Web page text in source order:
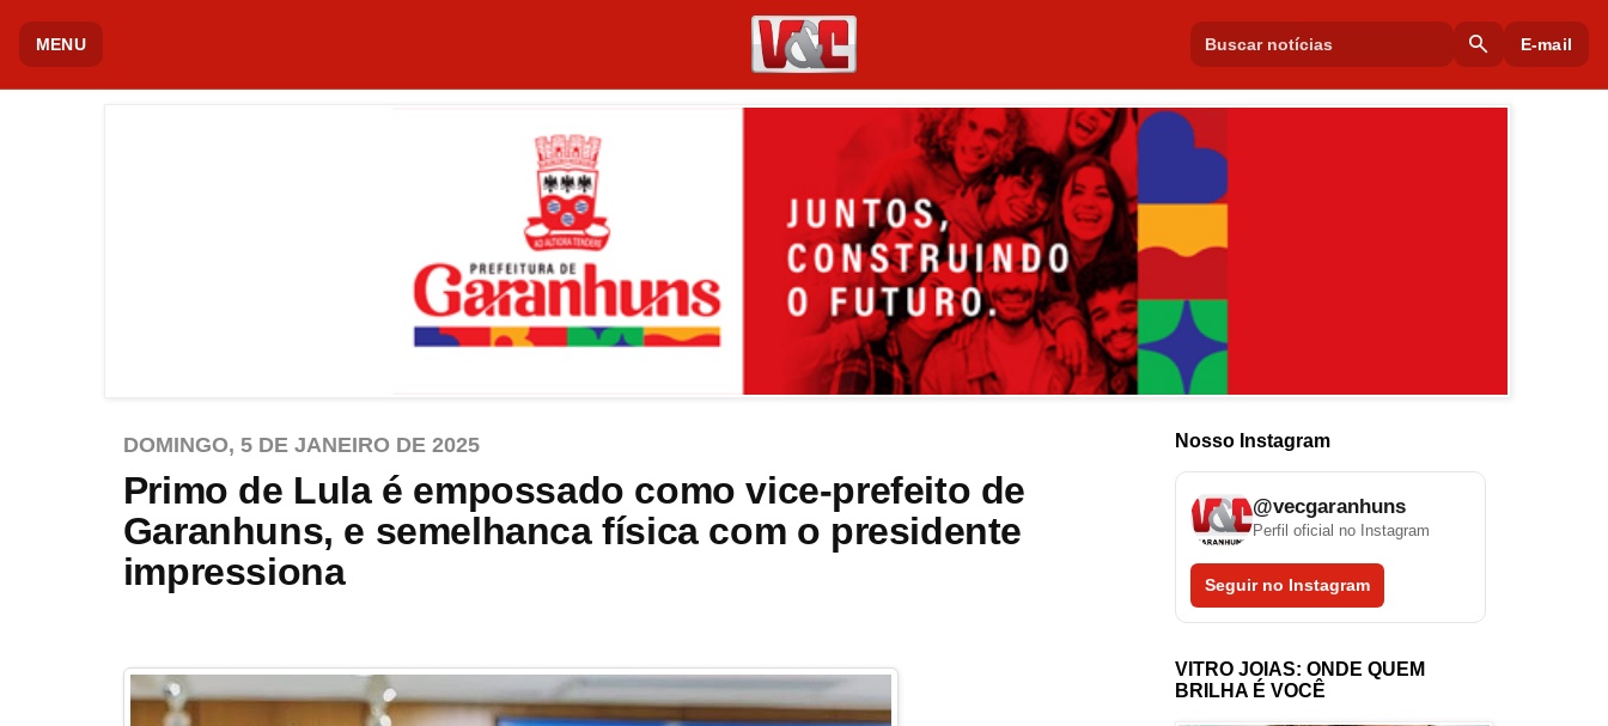
MENU search E-mail
DOMINGO, 5 DE JANEIRO DE 2025
Primo de Lula é empossado como vice-prefeito de
Garanhuns, e semelhanca física com o presidente
impressiona
Nosso Instagram
@vecgaranhuns
Perfil oficial no Instagram
Seguir no Instagram
VITRO JOIAS: ONDE QUEM
BRILHA É VOCÊ